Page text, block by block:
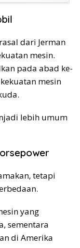
dari Jerman
mesin.
pada abad ke-
mesin
lebih umum
tetapi
yang
sementara
di Amerika